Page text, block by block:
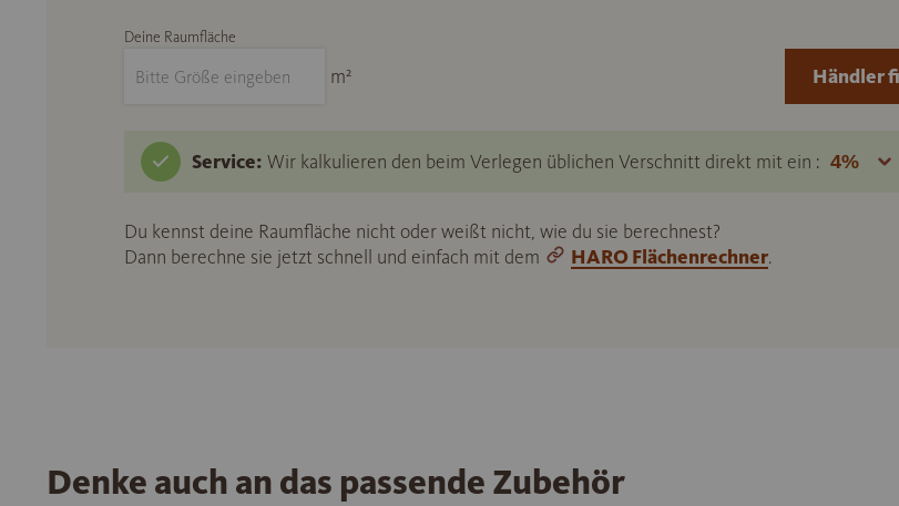
Deine Raumfläche
m²
Service: Wir kalkulieren den beim Verlegen üblichen Verschnitt direkt mit ein :
Du kennst deine Raumfläche nicht oder weißt nicht, wie du sie berechnest?
Dann berechne sie jetzt schnell und einfach mit dem
HARO Flächenrechner.
Händler
Denke auch an das passende Zubehör